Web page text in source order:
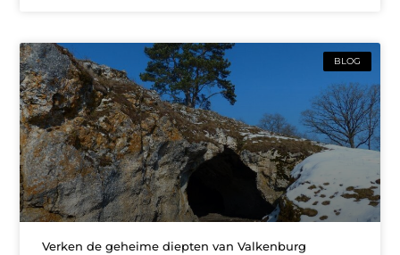
BLOG
Verken de geheime diepten van Valkenburg